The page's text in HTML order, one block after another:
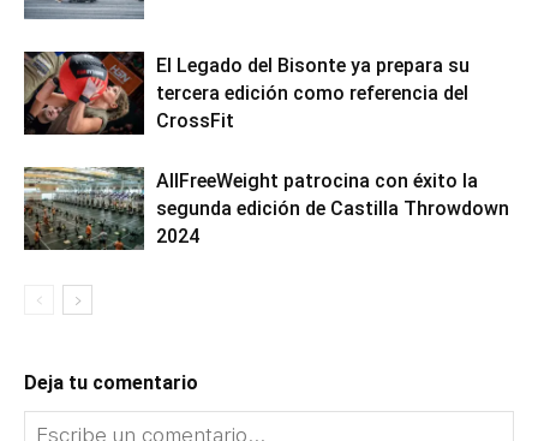
El Legado del Bisonte ya prepara su
tercera edición como referencia del
CrossFit
AllFreeWeight patrocina con éxito la
segunda edición de Castilla Throwdown
2024
Deja tu comentario